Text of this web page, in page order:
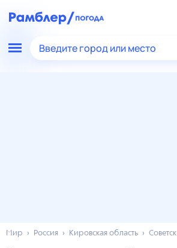
Введите город или место
Мир Россия Кировская область Советск